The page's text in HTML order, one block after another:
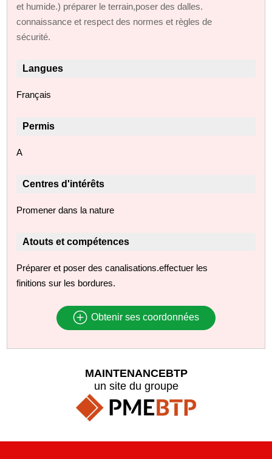
et humide.) préparer le terrain,poser des dalles.
connaissance et respect des normes et règles de
sécurité.
Langues
Français
Permis
A
Centres d'intérêts
Promener dans la nature
Atouts et compétences
Préparer et poser des canalisations.effectuer les
finitions sur les bordures.
Obtenir ses coordonnées
MAINTENANCEBTP
un site du groupe